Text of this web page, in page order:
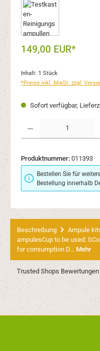
149,00 EUR*
Inhalt: 1 Stück
*Preise inkl. MwSt. zzgl.
Sofort verfügbar,
Produkt Anzahl: Gib den
Produktnummer: 011393
Bestellen Sie für
Bestellung innerhalb
Beschreibung
Ampule
ampulesCup to be used:
for consumption D… Mehr
Trusted Shops Bewertungen